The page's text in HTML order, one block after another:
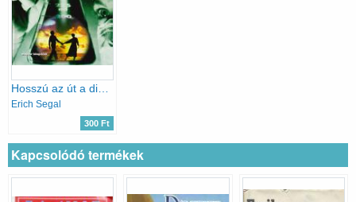
Erich Segal
300 Ft
Kapcsolódó termékek